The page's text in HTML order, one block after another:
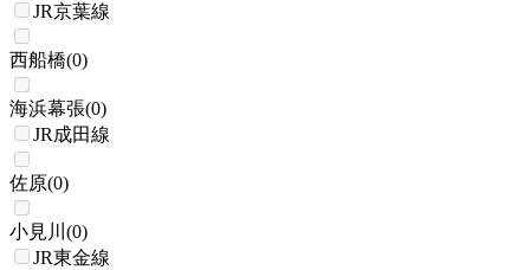
JR京葉線
西船橋(0)
海浜幕張(0)
JR成田線
佐原(0)
小見川 (0)
JR東金線